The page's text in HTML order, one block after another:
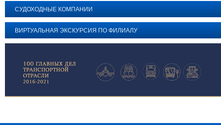
СУДОХОДНЫЕ КОМПАНИИ
ВИРТУАЛЬНАЯ ЭКСКУРСИЯ ПО ФИЛИАЛУ